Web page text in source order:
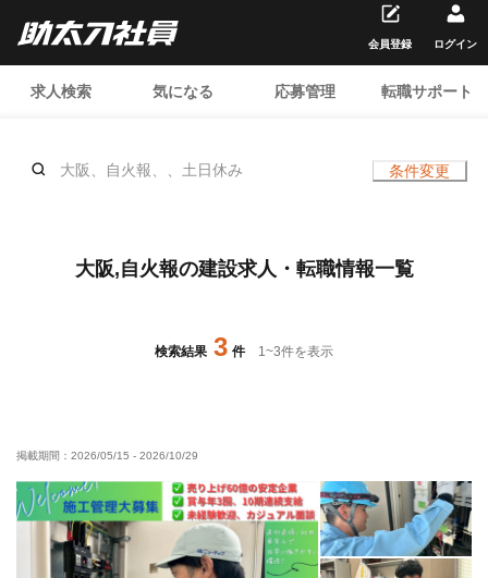
求人検索 気になる 応募管理 転職サポート
会員登録 ログイン
大阪、自火報、、土日休み 条件変更
大阪,自火報の建設求人・転職情報一覧
検索結果 3 件 1~3件を表示
掲載期間： 2026/05/15 - 2026/10/29